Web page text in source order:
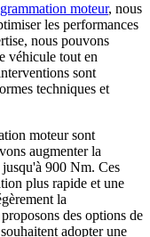
moteur, nous
les performances
nous pouvons
véhicule tout en
sont
techniques et
moteur sont
augmenter la
900 Nm. Ces
plus rapide et une
la
des options de
adopter une